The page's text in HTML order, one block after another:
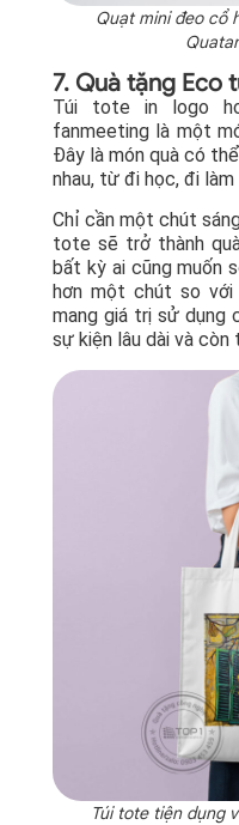
Quạt mini đeo cổ
7. Quà tặng Eco
Túi tote in logo
fanmeeting là một
Đây là món quà có
nhau, từ đi học, đi
Chỉ cần một chút
tote sẽ trở thành
bất kỳ ai cũng muốn
hơn một chút so với
mang giá trị sử dụng
sự kiện lâu dài và
Túi tote tiện dụng